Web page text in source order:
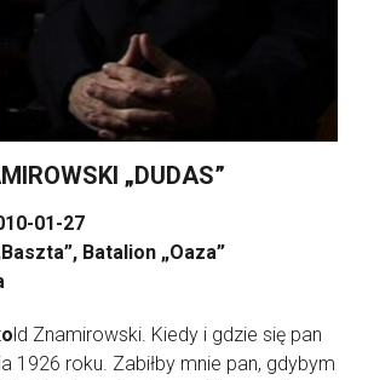
„DUDAS”
01-27
Batalion „Oaza”
old Znamirowski. Kiedy i gdzie się pan
1926 roku. Zabiłby mnie pan, gdybym